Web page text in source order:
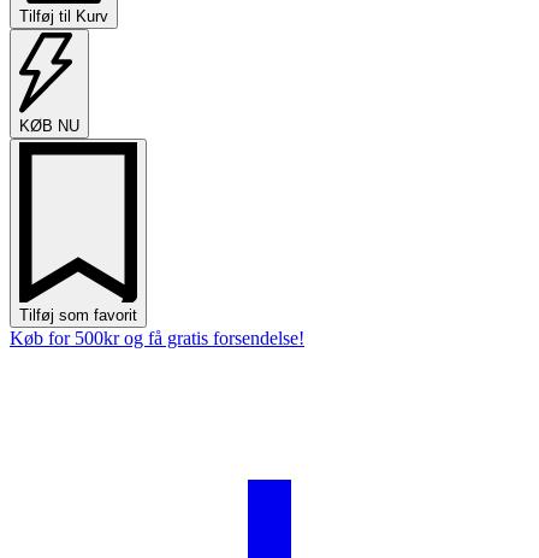
Blue
Bowl
edition
72D
antal
Tilføj til Kurv
KØB NU
Tilføj som favorit
Køb for 500kr og få gratis forsendelse!